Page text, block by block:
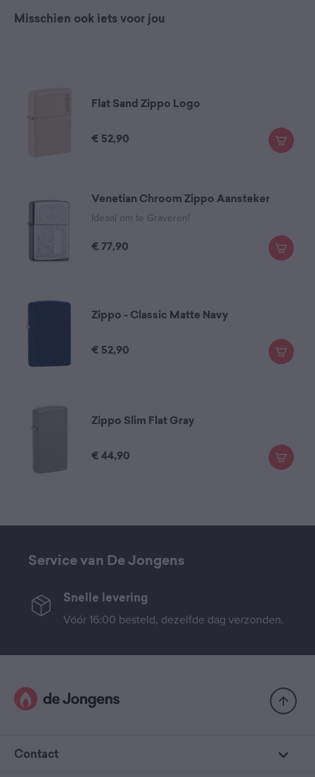
Misschien ook iets voor jou
Flat Sand Zippo Logo
€ 52,90
Venetian Chroom Zippo Aansteker
Ideaal om te Graveren!
€ 77,90
Zippo - Classic Matte Navy
€ 52,90
Zippo Slim Flat Gray
€ 44,90
Service van De Jongens
Snelle levering
Vóór 16:00 besteld, dezelfde dag verzonden.
Contact